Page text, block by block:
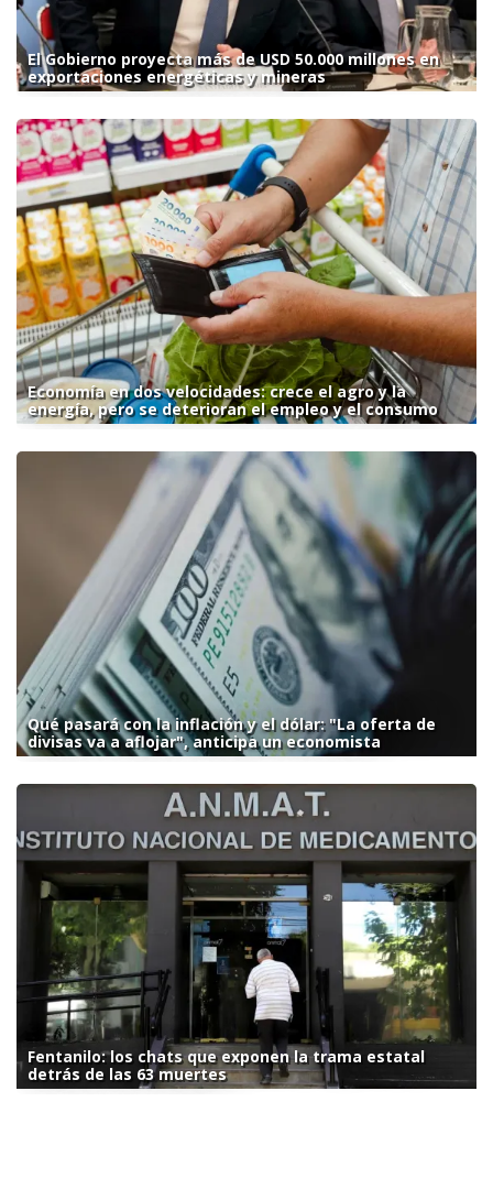
El Gobierno proyecta más de USD 50.000 millones en
exportaciones energéticas y mineras
Economía en dos velocidades: crece el agro y la
energía, pero se deterioran el empleo y el consumo
Qué pasará con la inflación y el dólar: "La oferta de
divisas va a aflojar", anticipa un economista
Fentanilo: los chats que exponen la trama estatal
detrás de las 63 muertes